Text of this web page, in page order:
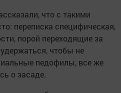
что с такими
переписка специфическая,
порой переходящие за
чтобы не
педофилы, все же
о засаде.